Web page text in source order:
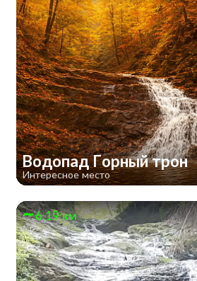
Водопад Горный трон
Интересное место
6.19 км